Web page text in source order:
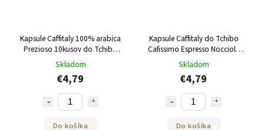
Kapsule Caffitaly 100% arabica
Prezioso 10kusov do Tchibo
Cafissimo
Skladom
€4,79
Do košíka
Kapsule Caffitaly do Tchibo
Cafissimo Espresso Nocciola
káva s lieskovoorieškovou
príchuťou 10 kusov do Tchibo
Cafissimo
Skladom
€4,79
Do košíka